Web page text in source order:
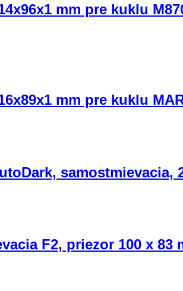
mm pre kuklu
mm pre kuklu
samostmievacia,
F2, priezor 100 x